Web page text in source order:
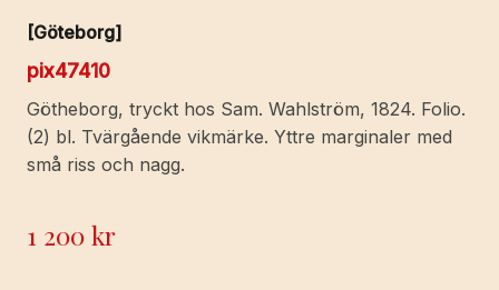
[Göteborg]
pix47410
Götheborg, tryckt hos Sam. Wahlström, 1824. Folio.
(2) bl. Tvärgående vikmärke. Yttre marginaler med
små riss och nagg.
1 200kr